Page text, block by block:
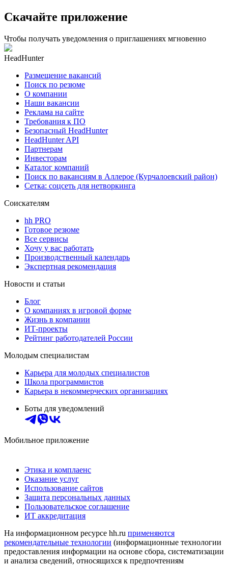
Скачайте приложение
Чтобы получать уведомления о приглашениях мгновенно
HeadHunter
Размещение вакансий
Поиск по резюме
О компании
Наши вакансии
Реклама на сайте
Требования к ПО
Безопасный HeadHunter
HeadHunter API
Партнерам
Инвесторам
Каталог компаний
Поиск по вакансиям в Аллерое (Курчалоевский район)
Сетка: соцсеть для нетворкинга
Соискателям
hh PRO
Готовое резюме
Все сервисы
Хочу у вас работать
Производственный календарь
Экспертная рекомендация
Новости и статьи
Блог
О компаниях в игровой форме
Жизнь в компании
ИТ-проекты
Рейтинг работодателей России
Молодым специалистам
Карьера для молодых специалистов
Школа программистов
Карьера в некоммерческих организациях
Боты для уведомлений
Мобильное приложение
Этика и комплаенс
Оказание услуг
Использование сайтов
Защита персональных данных
Пользовательское соглашение
ИТ аккредитация
На информационном ресурсе hh.ru применяются
рекомендательные технологии (информационные технологии
предоставления информации на основе сбора, систематизации
и анализа сведений, относящихся к предпочтениям